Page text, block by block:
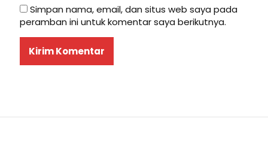
Simpan nama, email, dan situs web saya pada
peramban ini untuk komentar saya berikutnya.